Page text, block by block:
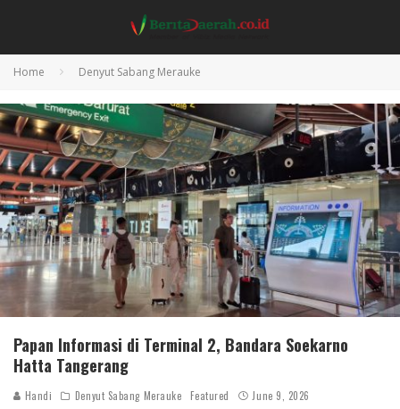
Home Denyut Sabang Merauke
Papan Informasi di Terminal 2, Bandara Soekarno
Hatta Tangerang
Handi Denyut Sabang Merauke Featured June 9, 2026